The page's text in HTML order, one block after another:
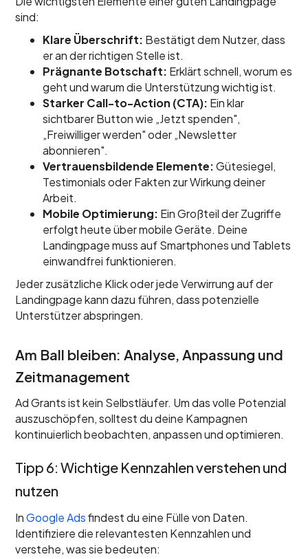
sind:
Klare Überschrift: Bestätigt dem Nutzer, dass
er an der richtigen Stelle ist.
Prägnante Botschaft: Erklärt schnell, worum es
geht und warum die Unterstützung wichtig ist.
Starker Call-to-Action (CTA): Ein klar
sichtbarer Button wie „Jetzt spenden",
„Freiwilliger werden" oder „Newsletter
abonnieren".
Vertrauensbildende Elemente:Gütesiegel,
Testimonials oder Fakten zur Wirkung deiner
Arbeit.
Mobile Optimierung: Ein Großteil der Zugriffe
erfolgt heute über mobile Geräte. Deine
Landingpage muss auf Smartphones und Tablets
einwandfrei funktionieren.
Jeder zusätzliche Klick oder jede Verwirrung auf der
Landingpage kann dazu führen, dass potenzielle
Unterstützer abspringen.
Am Ball bleiben: Analyse, Anpassung und
Zeitmanagement
Ad Grants ist kein Selbstläufer. Um das volle Potenzial
auszuschöpfen, solltest du deine Kampagnen
kontinuierlich beobachten, anpassen und optimieren.
Tipp 6: Wichtige Kennzahlen verstehen und
nutzen
InGoogle Adsfindest du eine Fülle von Daten.
Identifiziere die relevantesten Kennzahlen und
verstehe, was sie bedeuten: